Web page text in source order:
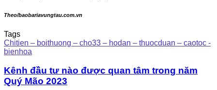
Theo/baobariavungtau.com.vn
Tags
Chitien – boithuong – cho33 – hodan – thuocduan – caotoc -
bienhoa
Kênh đầu tư nào được quan tâm trong năm
Quý Mão 2023